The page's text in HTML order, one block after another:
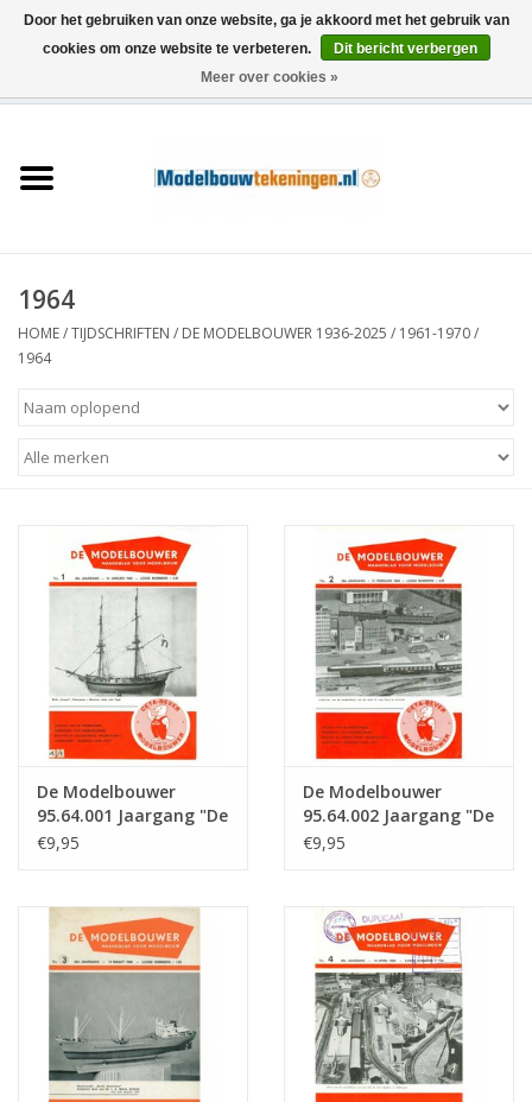
Schepen
Houtbouw
Machines
Tijdschriften
Nieuwe tekeningen
NIEUWE TIJDSCHRIFTEN
ABONNEMENT DE
MODELBOUWER
1964
HOME/TIJDSCHRIFTEN / DE MODELBOUWER 1936-2025 / 1961-1970/
1964
De Modelbouwer
95.64.001 Jaargang "De
Modelbouwer" Editie :
€9,95
De Modelbouwer
95.64.002 Jaargang "De
Modelbouwer" Editie :
€9,95
Door het gebruiken van onze website, ga je akkoord met het gebruik van
cookies om onze website te verbeteren.
Dit bericht verbergen
Meer over cookies »